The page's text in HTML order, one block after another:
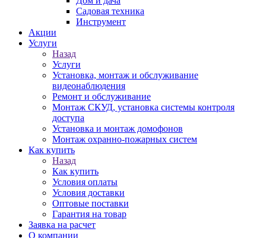
Садовая техника
Инструмент
Акции
Услуги
Назад
Услуги
Установка, монтаж и обслуживание
видеонаблюдения
Ремонт и обслуживание
Монтаж СКУД, установка системы контроля
доступа
Установка и монтаж домофонов
Монтаж охранно-пожарных систем
Как купить
Назад
Как купить
Условия оплаты
Условия доставки
Оптовые поставки
Гарантия на товар
Заявка на расчет
О компании